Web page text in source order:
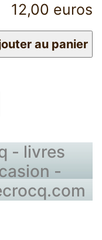
12,00 euros
- livres
-